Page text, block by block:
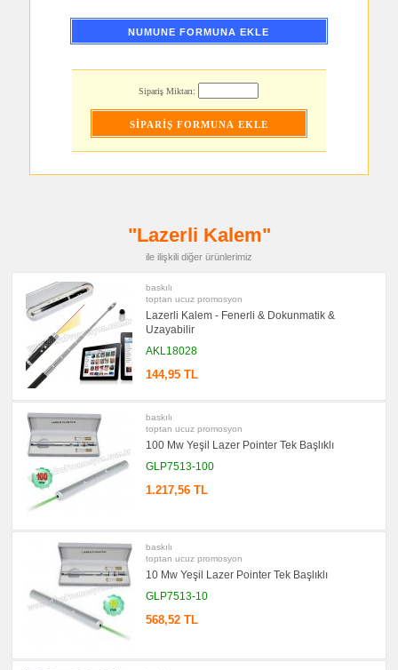
NUMUNE FORMUNA EKLE
Sipariş Miktarı:
"Lazerli Kalem"
ile ilişkili diğer ürünlerimiz
baskılı
toptan ucuz promosyon
Lazerli Kalem - Fenerli & Dokunmatik &
Uzayabilir
AKL18028
144,95 TL
baskılı
toptan ucuz promosyon
100 Mw Yeşil Lazer Pointer Tek Başlıklı
GLP7513-100
1.217,56 TL
baskılı
toptan ucuz promosyon
10 Mw Yeşil Lazer Pointer Tek Başlıklı
GLP7513-10
568,52 TL
promosyon
promosyon
Metre
promosyon
Çakmak
&
Küllük
promosyon
Masa
Çanta
Askısı
&
Şarj
Kablosu
promosyon
Flash
Bellek
promosyon
Kalem
Seti
promosyon
Kalemlik
promosyon
Kartvizitlik